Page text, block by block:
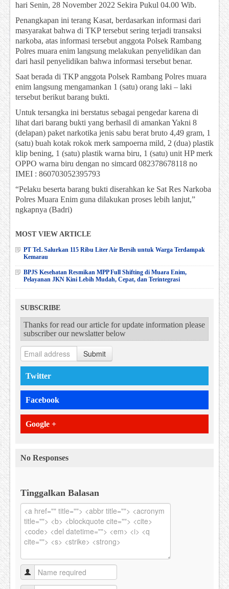
hari Senin, 28 November 2022 Sekira Pukul 04.00 Wib.
Penangkapan ini terang Kasat, berdasarkan informasi dari
masyarakat bahwa di TKP tersebut sering terjadi transaksi
narkoba, atas informasi tersebut anggota Polsek Rambang
Polres muara enim langsung melakukan penyelidikan dan
dari hasil penyelidikan bahwa informasi tersebut benar.
Saat berada di TKP anggota Polsek Rambang Polres muara
enim langsung mengamankan 1 (satu) orang laki – laki
tersebut berikut barang bukti.
Untuk tersangka ini berstatus sebagai pengedar karena di
lihat dari barang bukti yang berhasil di amankan Yakni 8
(delapan) paket narkotika jenis sabu berat bruto 4,49 gram, 1
(satu) buah kotak rokok merk sampoerna mild, 2 (dua) plastik
klip bening, 1 (satu) plastik warna biru, 1 (satu) unit HP merk
OPPO warna biru dengan no simcard 082378678118 no
IMEI : 860703052395793
“Pelaku beserta barang bukti diserahkan ke Sat Res Narkoba
Polres Muara Enim guna dilakukan proses lebih lanjut,”
ngkapnya (Badri)
MOST VIEW ARTICLE
PT TeL Salurkan 115 Ribu Liter Air Bersih untuk Warga Terdampak
Kemarau
BPJS Kesehatan Resmikan MPP Full Shifting di Muara Enim,
Pelayanan JKN Kini Lebih Mudah, Cepat, dan Terintegrasi
SUBSCRIBE
Thanks for read our article for update information please
subscriber our newslatter below
Submit
Twitter
Facebook
Google +
No Responses
Tinggalkan Balasan